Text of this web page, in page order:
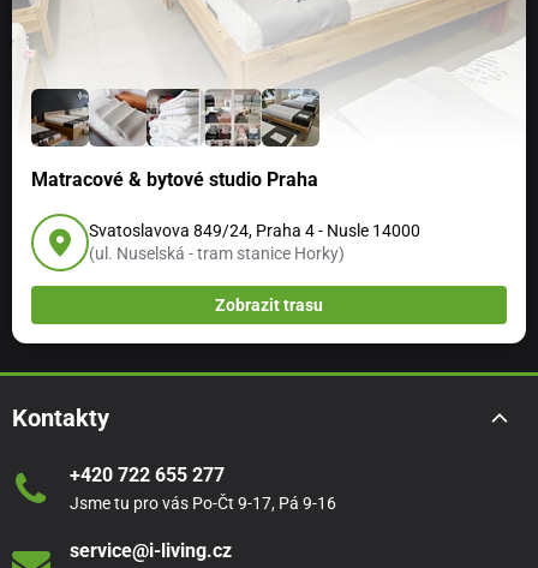
Matracové & bytové studio Praha
Svatoslavova 849/24, Praha 4 - Nusle 14000
(ul. Nuselská - tram stanice Horky)
Zobrazit trasu
Kontakty
+420 722 655 277
Jsme tu pro vás Po-Čt 9-17, Pá 9-16
service@i-living.cz